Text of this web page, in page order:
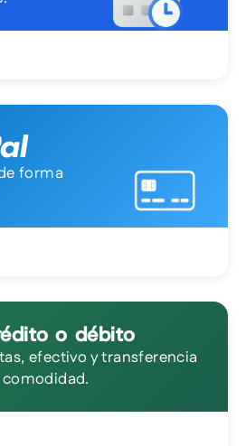
forma
o débito
efectivo y transferencia